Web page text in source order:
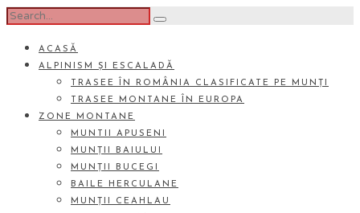
ACASĂ
ALPINISM ȘI ESCALADĂ
TRASEE ÎN ROMÂNIA CLASIFICATE PE MUNȚI
TRASEE MONTANE ÎN EUROPA
ZONE MONTANE
MUNTII APUSENI
MUNȚII BAIULUI
MUNȚII BUCEGI
BAILE HERCULANE
MUNȚII CEAHLAU